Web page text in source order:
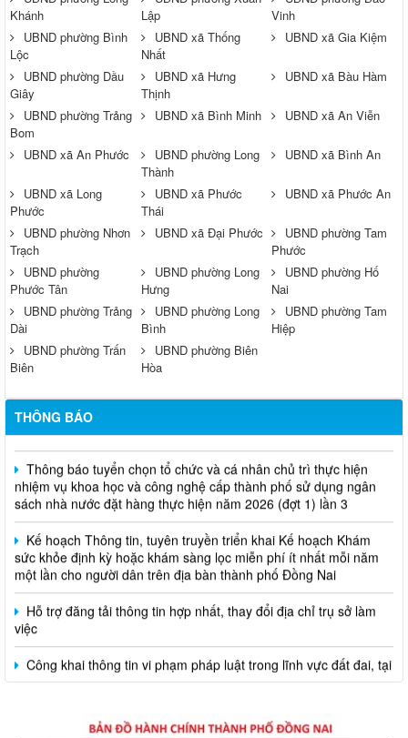
Khánh
Lập
Vinh
UBND phường Bình
Lộc
UBND xã Thống
Nhất
UBND xã Gia Kiệm
UBND phường Dầu
Giây
UBND xã Hưng
Thịnh
UBND xã Bàu Hàm
UBND phường Trảng
Bom
UBND xã Bình Minh UBND xã An Viễn
UBND xã An Phước
UBND phường Long
Thành
UBND xã Bình An
UBND xã Long
Phước
UBND xã Phước
Thái
UBND xã Phước An
UBND phường Nhơn
Trạch
UBND xã Đại Phước
UBND phường Tam
Phước
UBND phường
Phước Tân
UBND phường Long
Hưng
UBND phường Hố
Nai
UBND phường Trảng
Dài
UBND phường Long
Bình
UBND phường Tam
Hiệp
UBND phường Trấn
Biên
UBND phường Biên
Hòa
THÔNG BÁO
Thông báo về việc tuyển dụng viên chức năm 2026
Thông báo tuyển chọn tổ chức và cá nhân chủ trì thực hiện
nhiệm vụ khoa học và công nghệ cấp thành phố sử dụng ngân
sách nhà nước đặt hàng thực hiện năm 2026 (đợt 1) lần 3
Kế hoạch Thông tin, tuyên truyền triển khai Kế hoạch Khám
sức khỏe định kỳ hoặc khám sàng lọc miễn phí ít nhất mỗi năm
một lần cho người dân trên địa bàn thành phố Đồng Nai
Hỗ trợ đăng tải thông tin hợp nhất, thay đổi địa chỉ trụ sở làm
Công khai thông tin vi phạm pháp luật trong lĩnh vực đất đai, tại